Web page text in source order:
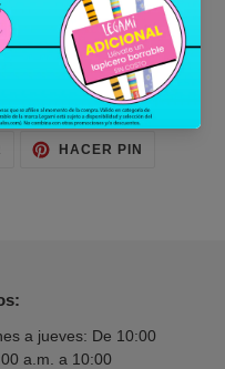
both, his most
first person he chooses to
young movie star named
TUITEARHACER PIN
a jueves: De 10:00
a.m. a 10:00